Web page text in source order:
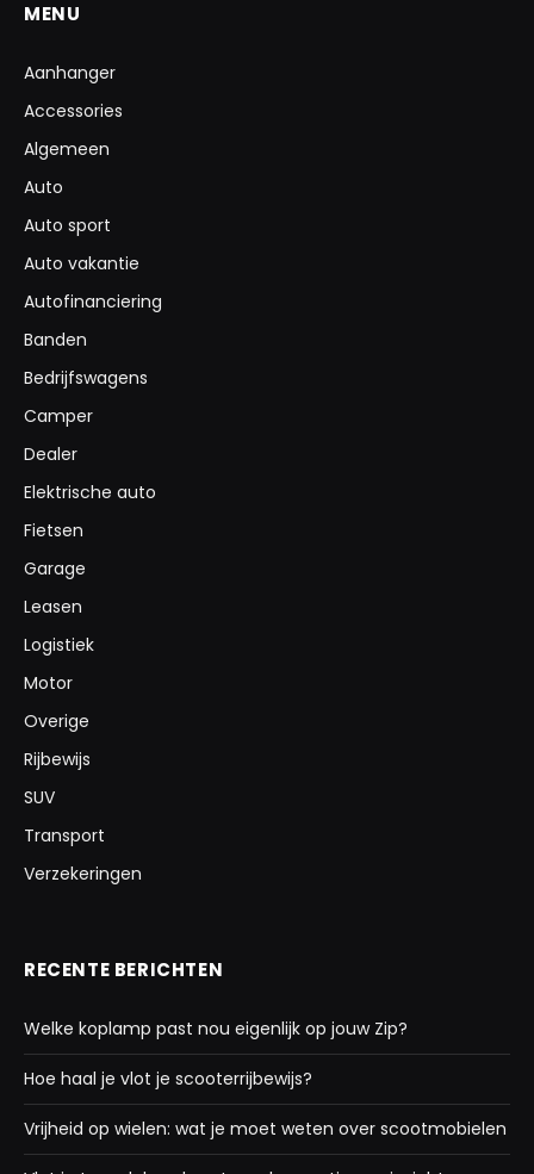
MENU
Aanhanger
Accessories
Algemeen
Auto
Auto sport
Auto vakantie
Autofinanciering
Banden
Bedrijfswagens
Camper
Dealer
Elektrische auto
Fietsen
Garage
Leasen
Logistiek
Motor
Overige
Rijbewijs
SUV
Transport
Verzekeringen
RECENTE BERICHTEN
Welke koplamp past nou eigenlijk op jouw Zip?
Hoe haal je vlot je scooterrijbewijs?
Vrijheid op wielen: wat je moet weten over scootmobielen